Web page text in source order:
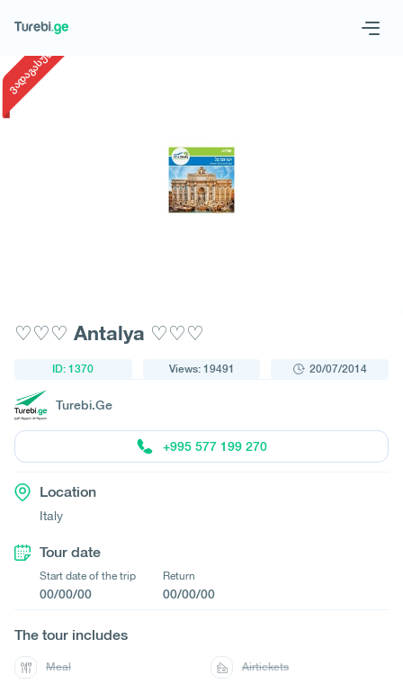
Request a tour
ვადაგასული
♡♡♡ Antalya ♡♡♡
ID: 1370 Views: 19491 20/07/2014
Turebi.Ge
+995 577 199 270
Location
Italy
Tour date
Start date of the trip
00/00/00
Return
00/00/00
The tour includes
Meal Airtickets